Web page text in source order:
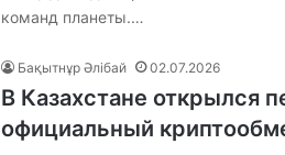
команд планеты.…
Бақытнұр Әлібай 02.07.2026
В Казахстане открылся
официальный